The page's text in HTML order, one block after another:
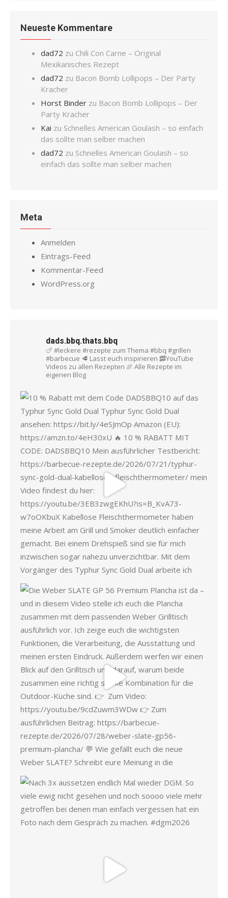
Neueste Kommentare
dad72 zu Chili Con Carne – Original
Mexikanisches Rezept
dad72 zu Bacon Bomb Lollipops – Der Party
Kracher
Horst Binder zu Bacon Bomb Lollipops – Der
Party Kracher
Kai zu Schnelles American Goulash – so einfach
das sollte man selber machen
dad72 zu Schnelles American Goulash – so
einfach das sollte man selber machen
Meta
Anmelden
Eintrags-Feed
Kommentar-Feed
WordPress.org
dads.bbq.thats.bbq
🍗 #leckere #rezepte zum Thema #bbq #grillen
#barbecue 🥩 Lasst euch inspirieren 🥓YouTube
Videos zu allen Rezepten 🍖 Alle Rezepte im
eigenen Blog